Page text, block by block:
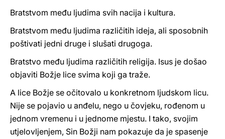
Bratstvom među ljudima svih nacija i kultura.
Bratstvom među ljudima različitih ideja, ali sposobnih
poštivati jedni druge i slušati drugoga.
Bratstvo među ljudima različitih religija. Isus je došao
objaviti Božje lice svima koji ga traže.
A lice Božje se očitovalo u konkretnom ljudskom licu.
Nije se pojavio u anđelu, nego u čovjeku, rođenom u
jednom vremenu i u jednome mjestu. I tako, svojim
utjelovljenjem, Sin Božji nam pokazuje da je spasenje